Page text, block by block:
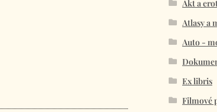
Akt a
Atlasy a
Auto -
Ex libris
Filmové